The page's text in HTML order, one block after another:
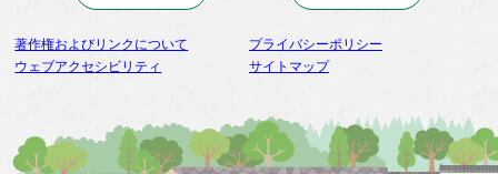
著作権およびリンクについて
プライバシーポリシー
ウェブアクセシビリティ
サイトマップ